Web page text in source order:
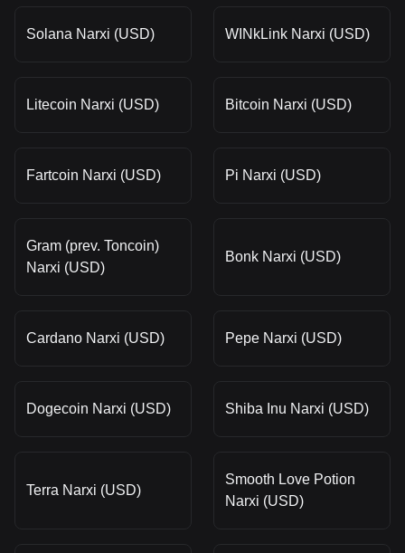
Solana Narxi (USD) WINkLink Narxi (USD)
Litecoin Narxi (USD) Bitcoin Narxi (USD)
Fartcoin Narxi (USD) Pi Narxi (USD)
Gram (prev. Toncoin)
Narxi (USD)
Bonk Narxi (USD)
Cardano Narxi (USD) Pepe Narxi (USD)
Dogecoin Narxi (USD) Shiba Inu Narxi (USD)
Terra Narxi (USD)
Smooth Love Potion
Narxi (USD)